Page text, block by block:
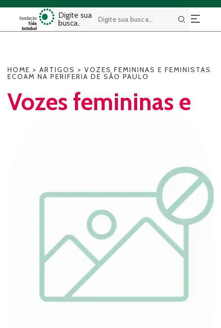
Digite sua
busca..
Buscar
HOME > ARTIGOS > VOZES FEMININAS E FEMINISTAS
ECOAM NA PERIFERIA DE SÃO PAULO
Vozes femininas e